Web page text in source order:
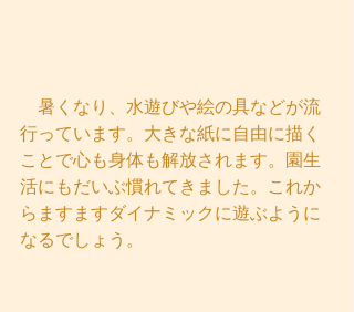
暑くなり、水遊びや絵の具などが流
行っています。大きな紙に自由に描く
ことで心も身体も解放されます。園生
活にもだいぶ慣れてきました。これか
らますますダイナミックに遊ぶように
なるでしょう。